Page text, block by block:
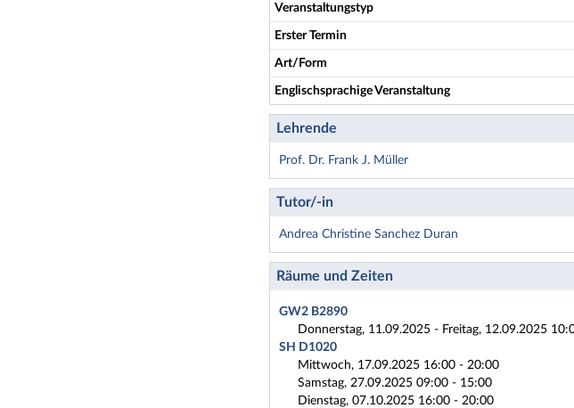
Veranstaltungstyp
Erster Termin
Art/Form
Englischsprachige Veranstaltung
Lehrende
Prof. Dr. Frank J. Müller
Tutor/-in
Andrea Christine Sanchez Duran
Räume und Zeiten
GW2 B2890
Donnerstag, 11.09.2025 - Freitag, 12.09.2025
SH D1020
Mittwoch, 17.09.2025 16:00 - 20:00
Samstag, 27.09.2025 09:00 - 15:00
Dienstag, 07.10.2025 16:00 - 20:00